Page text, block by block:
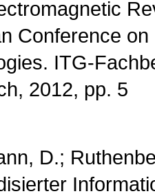
Conference
ITG-
2012, pp. 5
D.;